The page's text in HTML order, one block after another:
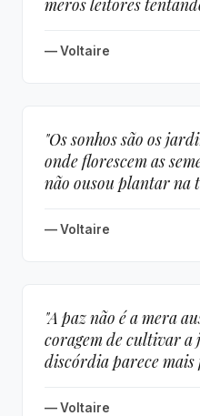
— Voltaire
"Os sonhos são os
onde florescem as
não ousou plantar na
— Voltaire
"A paz não é a mera
coragem de cultivar a
discórdia parece mais
— Voltaire